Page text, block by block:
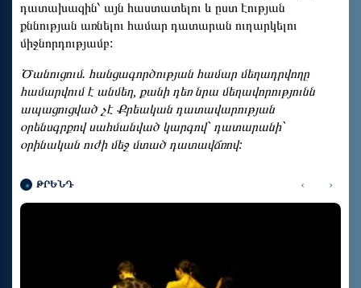
դատախազին՝ այն հաստատելու և ըստ էության
քննության առնելու համար դատարան ուղարկելու
միջնորդությամբ:
Ծանուցում. հանցագործության համար մեղադրվողը
համարվում է անմեղ, քանի դեռ նրա մեղավորությունն
ապացուցված չէ Քրեական դատավարության
օրենսգրքով սահմանված կարգով` դատարանի`
օրինական ուժի մեջ մտած դատավճռով:
ԹՐԵՆԴ ‹ ›